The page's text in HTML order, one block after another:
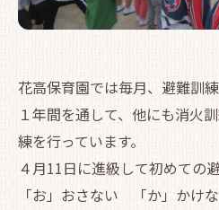
花高保育園では毎月、避難訓練
１年間を通して、他にも消火
練を行っています。
４月11日に進級して初めての
「お」おさない 「か」かけ